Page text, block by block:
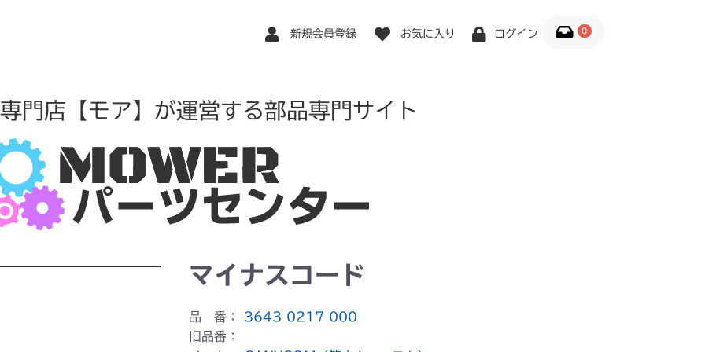
新規会員登録 お気に入り ログイン 0
門店【モア】が運営する部品専門サイト
マイナスコード
品 番： 3643 0217 000
旧品番：